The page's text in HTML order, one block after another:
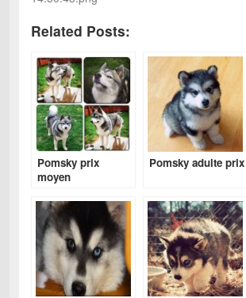
Related Posts:
Pomsky prix
moyen
Pomsky adulte prix